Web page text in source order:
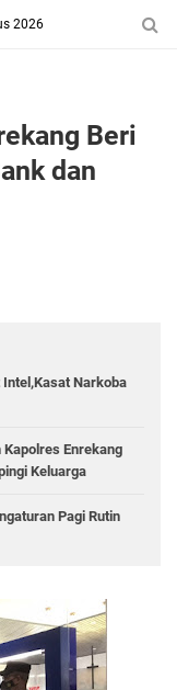
2026
Beri
dan
Narkoba
Enrekang
Keluarga
Pagi Rutin